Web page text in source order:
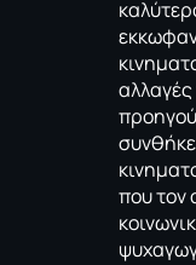
που τον